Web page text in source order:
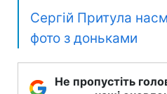
Сергій Притула
фото з доньками
Не пропустіть